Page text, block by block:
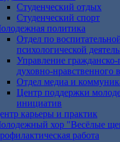
Студенческий отдых
Студенческий спорт
политика
Отдел по
психологической
Управление гражданско-
духовно-нравственного
Отдел медиа и
Центр поддержки
инициатив
карьеры и практик
хор "Весёлые
работа